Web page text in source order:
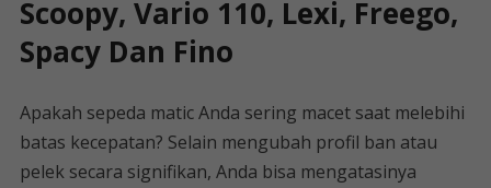
Scoopy, Vario 110, Lexi, Freego,
Spacy Dan Fino
Apakah sepeda matic Anda sering macet saat melebihi
batas kecepatan? Selain mengubah profil ban atau
pelek secara signifikan, Anda bisa mengatasinya